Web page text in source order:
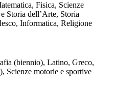
Fisica, Scienze
Storia dell’Arte, Storia
Informatica, Religione
(biennio), Latino, Greco,
Scienze motorie e sportive